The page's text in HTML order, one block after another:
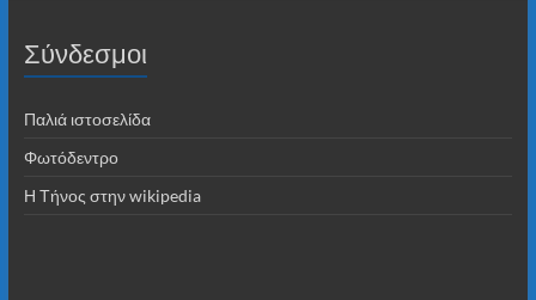
Σύνδεσμοι
Παλιά ιστοσελίδα
Φωτόδεντρο
Η Τήνος στην wikipedia